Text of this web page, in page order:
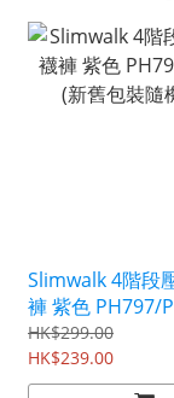
Slimwalk 4階段
褲 紫色 PH797/
舊包裝隨機發貨)
HK$299.00
HK$239.00